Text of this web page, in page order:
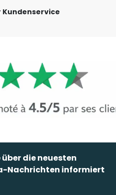
über die neuesten
Nachrichten informiert